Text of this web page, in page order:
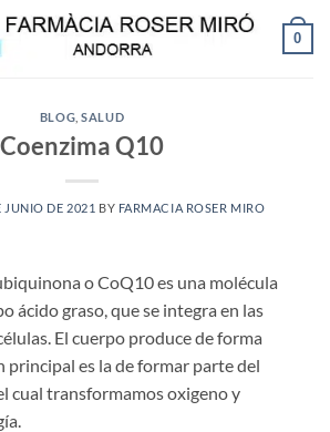
0
BLOG ,SALUD
Coenzima Q10
JUNIO DE 2021 BY FARMACIA ROSER MIRO
o CoQ10 es una molécula
ácido graso, que se integra en las
El cuerpo produce de forma
principal es la de formar parte del
cual transformamos oxigeno y